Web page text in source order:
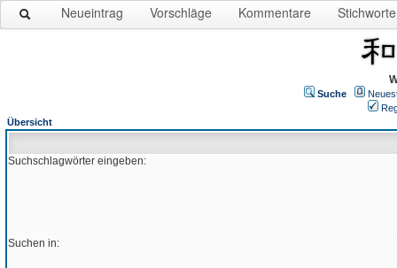
Neueintrag Vorschläge Kommentare Stichworte
Suche
Übersicht
Suchschlagwörter eingeben:
Suchen in: